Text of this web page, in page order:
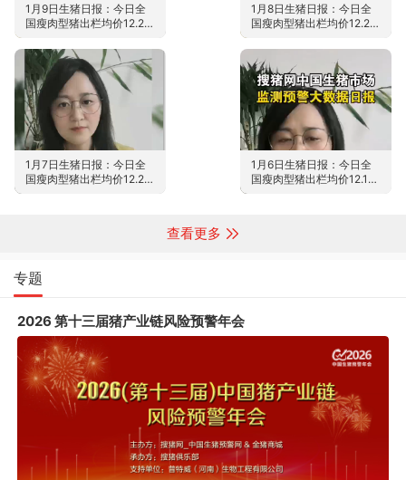
1月9日生猪日报：今日全
国瘦肉型猪出栏均价12.25
1月8日生猪日报：今日全
国瘦肉型猪出栏均价12.2
1月7日生猪日报：今日全
国瘦肉型猪出栏均价12.25
1月6日生猪日报：今日全
国瘦肉型猪出栏均价12.12
查看更多
专题
2026 第十三届猪产业链风险预警年会